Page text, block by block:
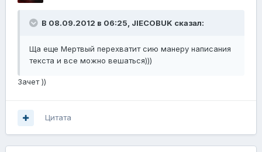
В 08.09.2012 в 06:25, JIECOBUK сказал:
Ща еще Мертвый перехватит сию манеру написания
текста и все можно вешаться)))
Зачет ))
Цитата